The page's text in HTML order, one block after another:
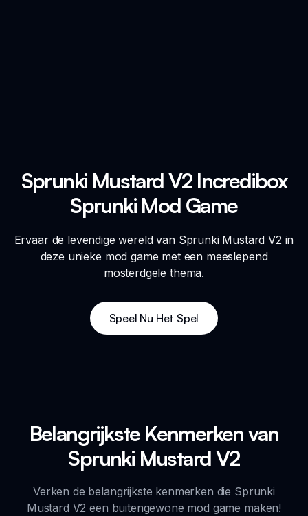
Sprunki Mustard V2 Incredibox
Sprunki Mod Game
Ervaar de levendige wereld van Sprunki Mustard V2 in
deze unieke mod game met een meeslepend
mosterdgele thema.
Speel Nu Het Spel
Belangrijkste Kenmerken van
Sprunki Mustard V2
Verken de belangrijkste kenmerken die Sprunki
Mustard V2 een buitengewone mod game maken!